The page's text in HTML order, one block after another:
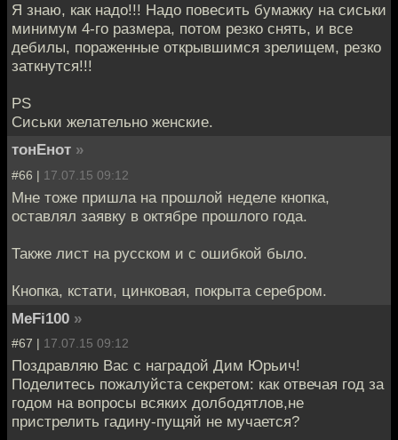
Я знаю, как надо!!! Надо повесить бумажку на сиськи
минимум 4-го размера, потом резко снять, и все
дебилы, пораженные открывшимся зрелищем, резко
заткнутся!!!
PS
Сиськи желательно женские.
тонЕнот »
#66 | 17.07.15 09:12
Мне тоже пришла на прошлой неделе кнопка,
оставлял заявку в октябре прошлого года.
Также лист на русском и с ошибкой было.
Кнопка, кстати, цинковая, покрыта серебром.
MeFi100 »
#67 | 17.07.15 09:12
Поздравляю Вас с наградой Дим Юрьич!
Поделитесь пожалуйста секретом: как отвечая год за
годом на вопросы всяких долбодятлов,не
пристрелить гадину-пущяй не мучается?